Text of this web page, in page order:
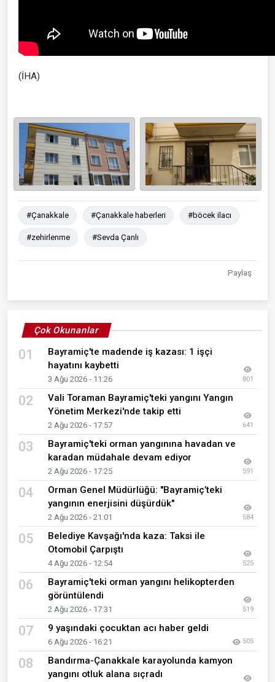
(İHA)
#Çanakkale #Çanakkale haberleri #böcek ilacı
#zehirlenme #Sevda Çanlı
Paylaş
Çok Okunanlar
01
Bayramiç'te madende iş kazası: 1 işçi
hayatını kaybetti
3 Ağu 2026 - 11:26 801
02
Vali Toraman Bayramiç'teki yangını Yangın
Yönetim Merkezi'nde takip etti
2 Ağu 2026 - 17:57 641
03
Bayramiç'teki orman yangınına havadan ve
karadan müdahale devam ediyor
2 Ağu 2026 - 17:25 591
04
Orman Genel Müdürlüğü: "Bayramiç’teki
yangının enerjisini düşürdük"
2 Ağu 2026 - 21:01 584
05
Belediye Kavşağı'nda kaza: Taksi ile
Otomobil Çarpıştı
4 Ağu 2026 - 12:54 525
06
Bayramiç'teki orman yangını helikopterden
görüntülendi
2 Ağu 2026 - 17:31 519
07 9 yaşındaki çocuktan acı haber geldi
6 Ağu 2026 - 16:21 505
08
Bandırma-Çanakkale karayolunda kamyon
yangını otluk alana sıçradı